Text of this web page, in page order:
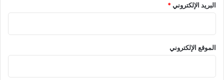
البريد الإلكتروني*
الموقع الإلكتروني